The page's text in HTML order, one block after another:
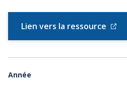
Lien vers la ressource
Année